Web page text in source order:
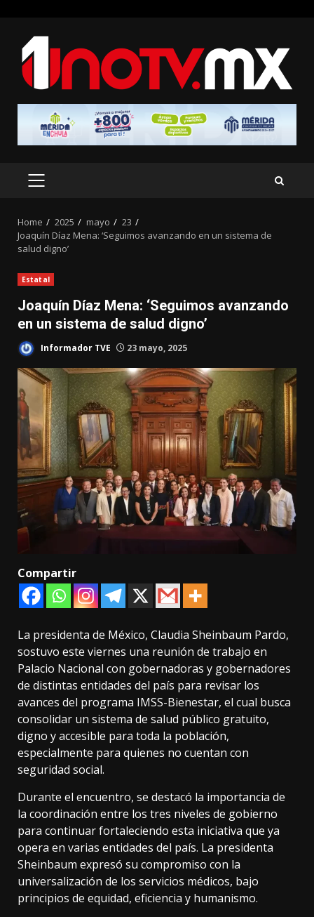
content
PRIMARY
Home 2025 mayo
23
Joaquín Díaz Mena: ‘Seguimos avanzando en un sistema de
salud digno’
Estatal
Joaquín Díaz Mena: ‘Seguimos avanzando
en un sistema de salud digno’
Informador TVE 23 mayo, 2025
Compartir
La presidenta de México, Claudia Sheinbaum Pardo,
sostuvo este viernes una reunión de trabajo en
Palacio Nacional con gobernadoras y gobernadores
de distintas entidades del país para revisar los
avances del programa IMSS-Bienestar, el cual busca
consolidar un sistema de salud público gratuito,
digno y accesible para toda la población,
especialmente para quienes no cuentan con
seguridad social.
Durante el encuentro, se destacó la importancia de
la coordinación entre los tres niveles de gobierno
para continuar fortaleciendo esta iniciativa que ya
opera en varias entidades del país. La presidenta
Sheinbaum expresó su compromiso con la
universalización de los servicios médicos, bajo
principios de equidad, eficiencia y humanismo.